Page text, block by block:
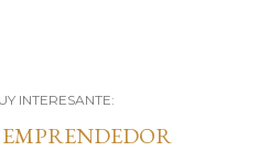
INTERESANTE: